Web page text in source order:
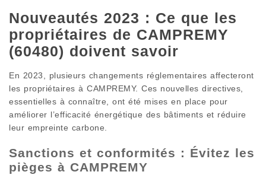
Nouveautés 2023 : Ce que les
propriétaires de CAMPREMY
(60480) doivent savoir
En 2023, plusieurs changements réglementaires affecteront
les propriétaires à CAMPREMY. Ces nouvelles directives,
essentielles à connaître, ont été mises en place pour
améliorer l’efficacité énergétique des bâtiments et réduire
leur empreinte carbone.
Sanctions et conformités : Évitez les
pièges à CAMPREMY